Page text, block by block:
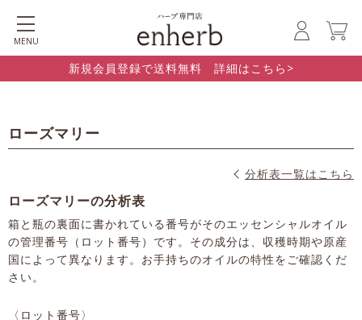
MENU
新規会員登録で送料無料 詳細はこちら>
ローズマリー
分析表一覧はこちら
ローズマリーの分析表
箱と瓶の裏面に書かれている番号がそのエッセンシャルオイル
の管理番号（ロット番号）です。その成分は、収穫時期や原産
国によって異なります。お手持ちのオイルの特性をご確認くだ
さい。
〈ロット番号〉